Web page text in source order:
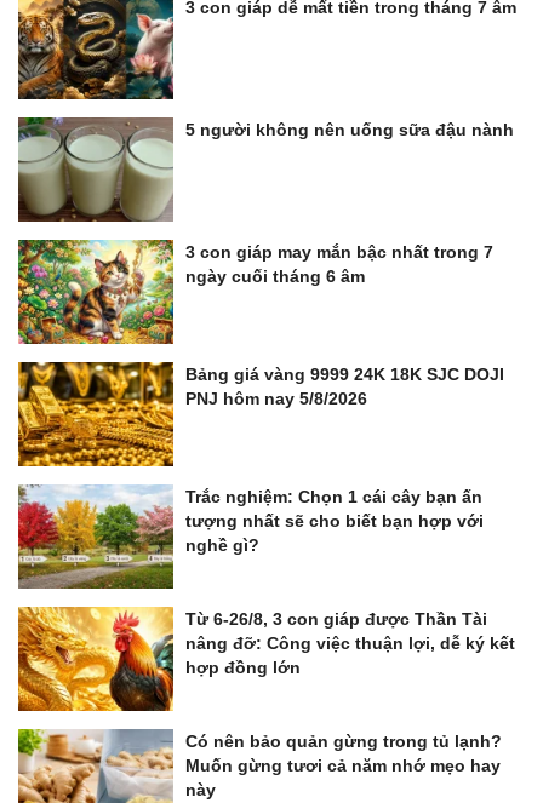
3 con giáp dễ mất tiền trong tháng 7 âm
5 người không nên uống sữa đậu nành
3 con giáp may mắn bậc nhất trong 7
ngày cuối tháng 6 âm
Bảng giá vàng 9999 24K 18K SJC DOJI
PNJ hôm nay 5/8/2026
Trắc nghiệm: Chọn 1 cái cây bạn ấn
tượng nhất sẽ cho biết bạn hợp với
nghề gì?
Từ 6-26/8, 3 con giáp được Thần Tài
nâng đỡ: Công việc thuận lợi, dễ ký kết
hợp đồng lớn
Có nên bảo quản gừng trong tủ lạnh?
Muốn gừng tươi cả năm nhớ mẹo hay
này